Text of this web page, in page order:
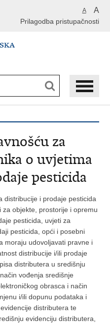
A A
Prilagodba pristupačnosti
za
o uvjetima
pesticida
distribucije i prodaje pesticida
objekte, prostorije i opremu
pesticida, uvjeti za
pesticida, opći i posebni
moraju udovoljavati pravne i
distribucije i/ili prodaje
distributera u središnju
vođenja središnje
obrasca i način
i/ili dopunu podataka i
distributera te
evidenciju distributera,